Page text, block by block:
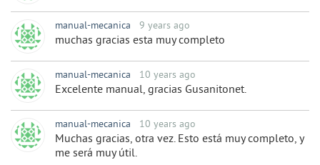
manual-mecanica 9 years ago
muchas gracias esta muy completo
manual-mecanica 10 years ago
Excelente manual, gracias Gusanitonet.
manual-mecanica 10 years ago
Muchas gracias, otra vez. Esto está muy completo, y
me será muy útil.